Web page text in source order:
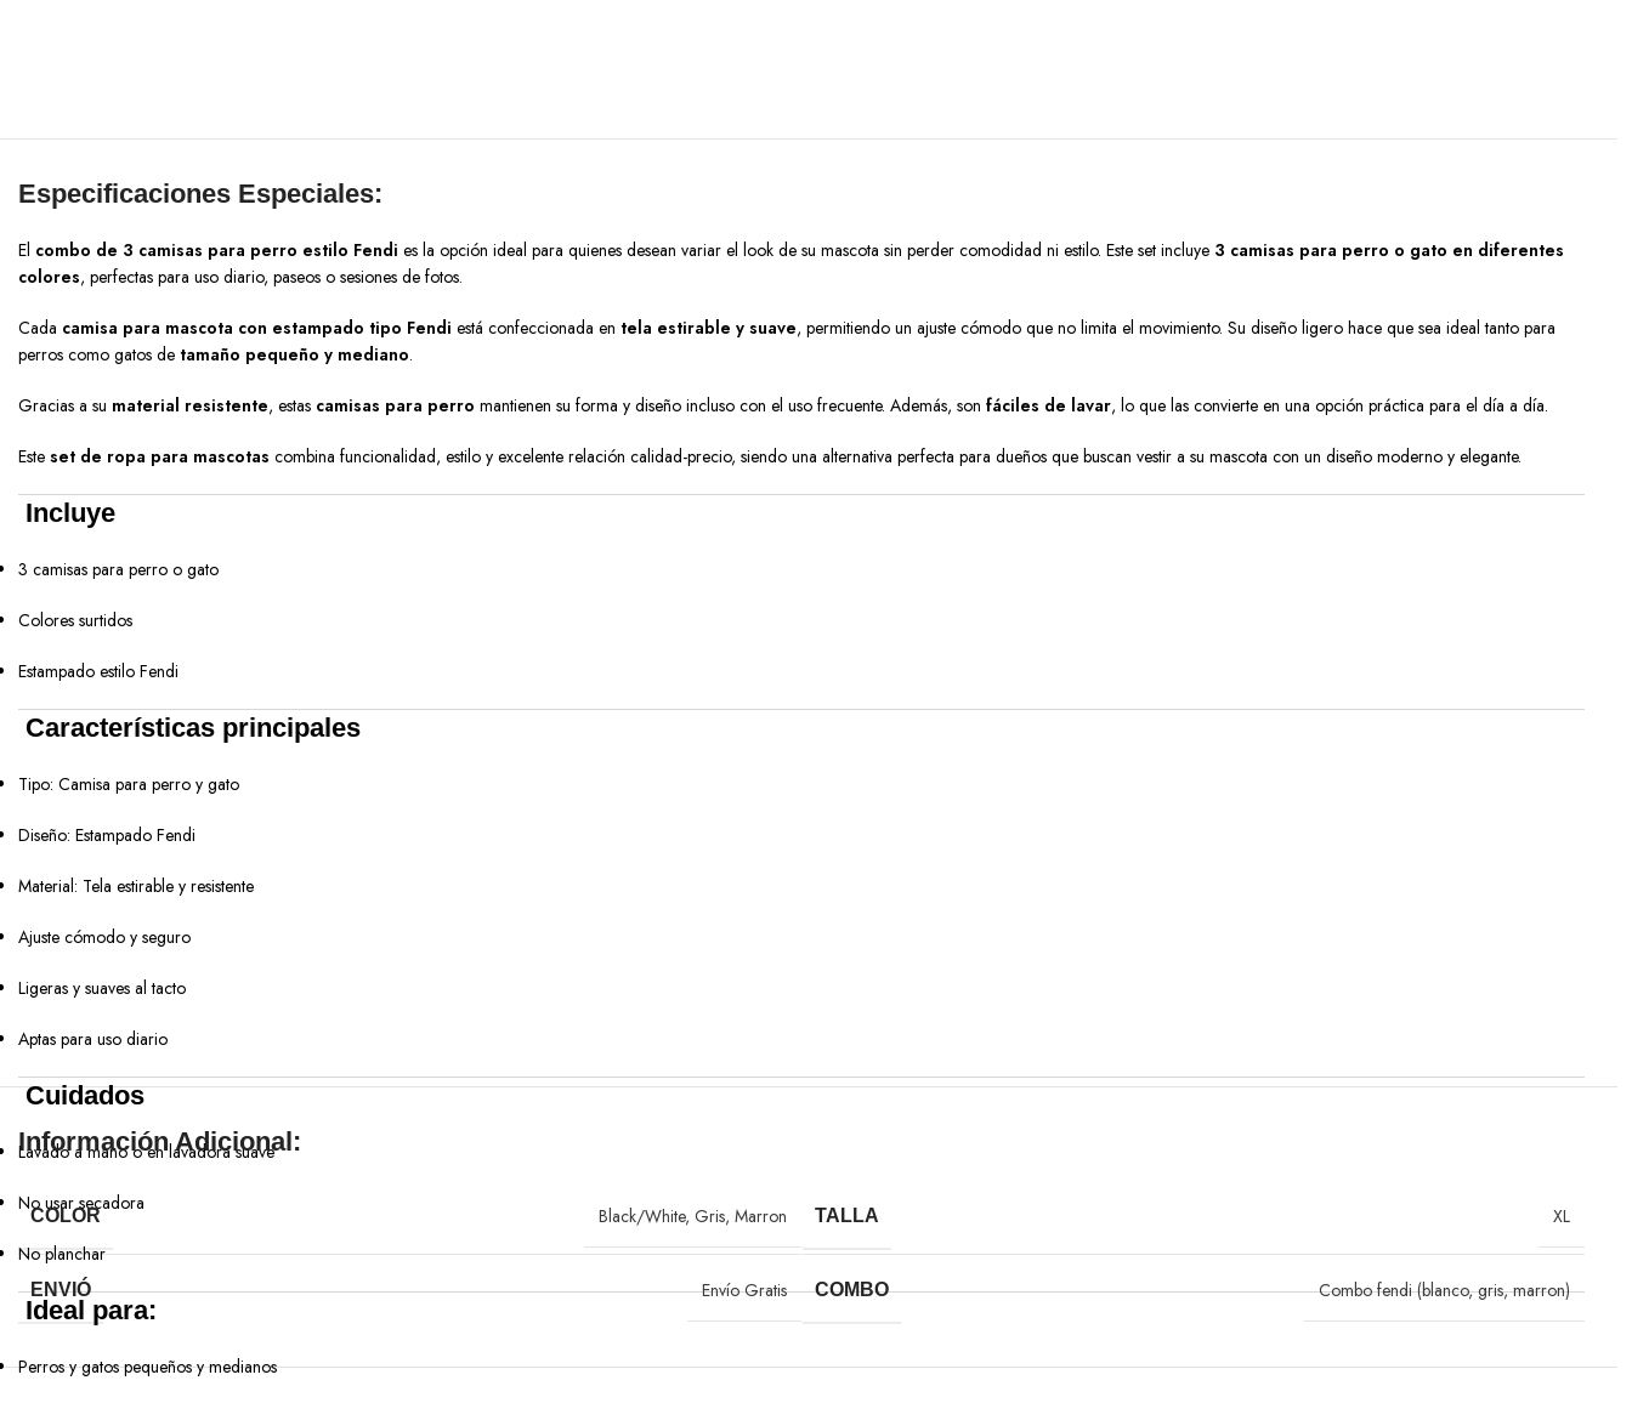
Especificaciones Especiales:
El combo de 3 camisas para perro estilo Fendi es la opción ideal para quienes desean variar el look de su mascota sin perder comodidad ni estilo. Este set incluye 3 camisas para perro o gato en diferentes
colores, perfectas para uso diario, paseos o sesiones de fotos.
Cada camisa para mascota con estampado tipo Fendi está confeccionada en tela estirable y suave, permitiendo un ajuste cómodo que no limita el movimiento. Su diseño ligero hace que sea ideal tanto para
perros como gatos de tamaño pequeño y mediano.
Gracias a su material resistente, estas camisas para perro mantienen su forma y diseño incluso con el uso frecuente. Además, son fáciles de lavar, lo que las convierte en una opción práctica para el día a día.
Este set de ropa para mascotas combina funcionalidad, estilo y excelente relación calidad-precio, siendo una alternativa perfecta para dueños que buscan vestir a su mascota con un diseño moderno y elegante.
Incluye
3 camisas para perro o gato
Colores surtidos
Estampado estilo Fendi
Características principales
Tipo: Camisa para perro y gato
Diseño: Estampado Fendi
Material: Tela estirable y resistente
Ajuste cómodo y seguro
Ligeras y suaves al tacto
Aptas para uso diario
Cuidados
Lavado a mano o en lavadora suave
No usar secadora
No planchar
Ideal para:
Perros y gatos pequeños y medianos
Información Adicional:
COLOR Black/White, Gris, Marron TALLA XL
ENVIÓ Envío Gratis COMBO Combo fendi (blanco, gris, marron)